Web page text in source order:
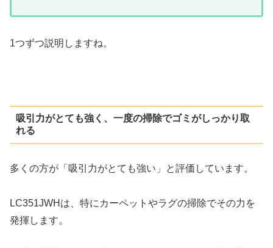
1つずつ説明しますね。
吸引力がとても強く、一度の掃除でゴミがしっかり取
れる
多くの方が「吸引力がとても強い」と評価しています。
LC351JWHは、特にカーペットやラグの掃除でその力を
発揮します。